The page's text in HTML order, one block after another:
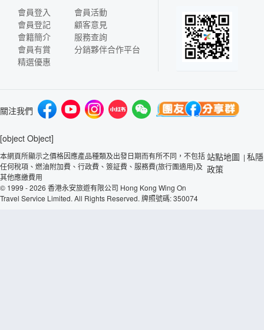
會員登入
會員登記
會籍簡介
會員有賞
精選優惠
會員活動
顧客意見
服務查詢
分銷夥伴合作平台
關注我們
[object Object]
本網頁所顯示之價格因應產品種類及出發日期而有所不同，不包括
任何稅項、燃油附加費、行政費、簽証費、服務費(旅行團適用)及
其他應繳費用
© 1999 - 2026 香港永安旅遊有限公司 Hong Kong Wing On
Travel Service Limited. All Rights Reserved. 牌照號碼: 350074
站點地圖 | 私隱
政策